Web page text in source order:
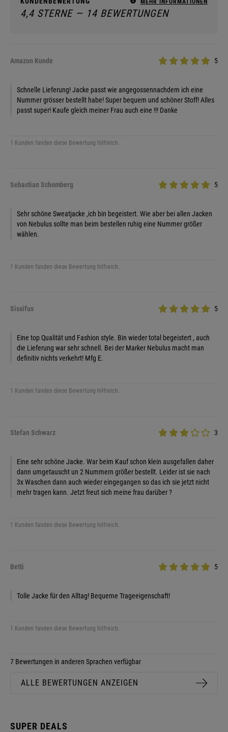
MEHR INFORMATIONEN
4,4 STERNE — 14 BEWERTUNGEN
Amazon Kunde 5
Schnelle Lieferung! Jacke passt wie angegossennachdem ich eine
Nummer grösser bestellt habe! Super bequem und schöner Stoff! Alles
passt super! Kaufe gleich meiner Frau auch eine !!! Danke
1 Kunden fanden diese Bewertung hilfreich.
Sebastian Schomberg 5
Sehr schöne Sweatjacke ,ich bin begeistert. Wie aber bei allen Jacken
von Nebulus sollte man beim bestellen ruhig eine Nummer größer
wählen.
1 Kunden fanden diese Bewertung hilfreich.
Sissifus 5
Eine top Qualität und Fashion style. Bin wieder total begeistert , auch
die Lieferung war sehr schnell. Bei der Marker Nebulus macht man
definitiv nichts verkehrt! Mfg E.
1 Kunden fanden diese Bewertung hilfreich.
Stefan Schwarz 3
Eine sehr schöne Jacke. War beim Kauf schon klein ausgefallen daher
dann umgetauscht un 2 Nummern größer bestellt. Leider ist sie nach
3x Waschen dann auch wieder eingegangen so das ich sie jetzt nicht
mehr tragen kann. Jetzt freut sich meine frau darüber ?
1 Kunden fanden diese Bewertung hilfreich.
Betti 5
Tolle Jacke für den Alltag! Bequeme Trageeigenschaft!
1 Kunden fanden diese Bewertung hilfreich.
7 Bewertungen in anderen Sprachen verfügbar
ALLE BEWERTUNGEN ANZEIGEN
SUPER DEALS